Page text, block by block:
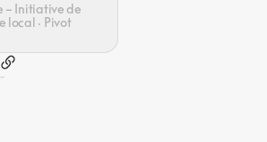
– Initiative de
local · Pivot